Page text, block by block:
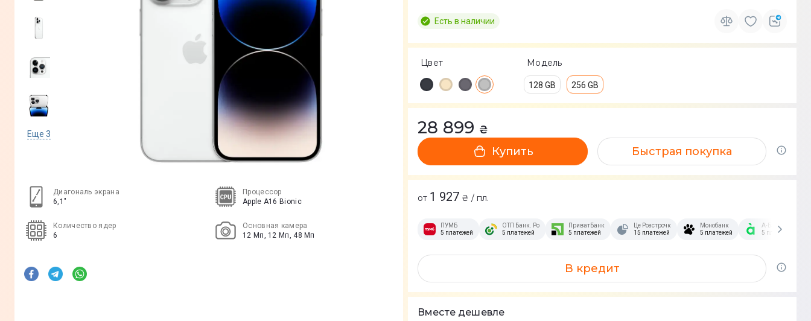
Еще 3
Диагональ экрана
6,1"
Процессор
Apple A16 Bionic
Количество ядер
6
Основная камера
12 Мп, 12 Мп, 48 Мп
Есть в наличии
Цвет Модель
128 GB 256 GB
28 899 ₴
Купить Быстрая покупка
от 1 927 ₴ / пл.
ПУМБ
5 платежей
ОТП Банк. Розстрочка Скибочка.
5 платежей
ПриватБанк
5 платежей
Це Розстрочка
15 платежей
Монобанк
5 платежей
А-Банк
5 платежей
В кредит
Вместе дешевле